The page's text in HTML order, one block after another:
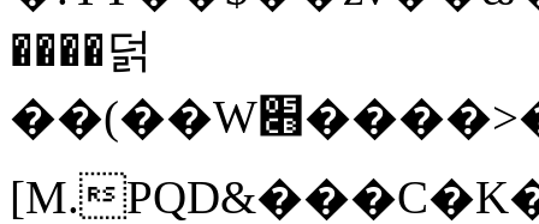
����덝
��(��W׋����>��O>�d�%Y�@�@ڻ<�z{rc&׻��z�����AeK�^�����������˩t��=x~
[M.